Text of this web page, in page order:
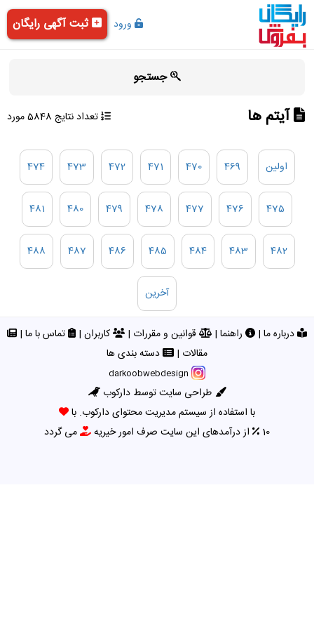
ورود ثبت آگهی رایگان
جستجو
آیتم ها تعداد نتایج 5848 مورد
اولین 469
470
471
472
473
474
475
476
477
478
479
480
481
482
483
484
485
486
487
488
آخرین
درباره ما | راهنما | قوانین و مقررات | کاربران | تماس با ما|
مقالات | دسته بندی ها
darkoobwebdesign
طراحی سایت توسط دارکوب
با استفاده از سیستم مدیریت محتوای دارکوب. با
10
از درآمدهای این سایت صرف امور خیریه می گردد